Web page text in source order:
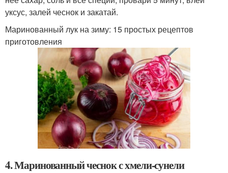
уксус, залей чеснок и закатай.
Маринованный лук на зиму: 15 простых рецептов
приготовления
4. Маринованный чеснок с хмели-сунели